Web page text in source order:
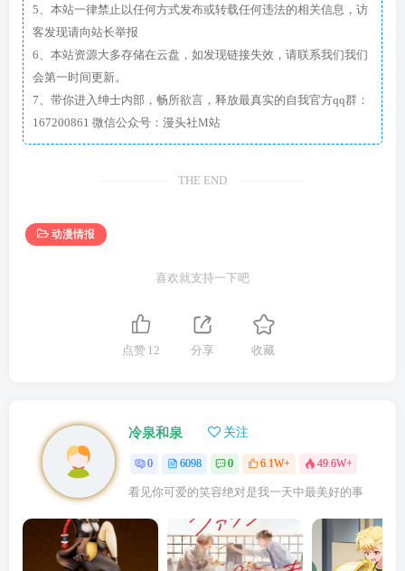
5、本站一律禁止以任何方式发布或转载任何违法的相关信息，访
客发现请向站长举报
6、本站资源大多存储在云盘，如发现链接失效，请联系我们我们
会第一时间更新。
7、带你进入绅士内部，畅所欲言，释放最真实的自我官方qq群：
167200861 微信公众号：漫头社M站
THE END
动漫情报
喜欢就支持一下吧
点赞 12 分享 收藏
冷泉和泉 关注
0 6098 0 6.1W+ 49.6W+
看见你可爱的笑容绝对是我一天中最美好的事